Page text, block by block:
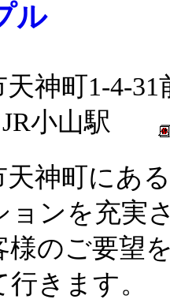
ル
神町1-4-31
小山駅
天神町にあ
ョンを充実
様のご要望
きます。